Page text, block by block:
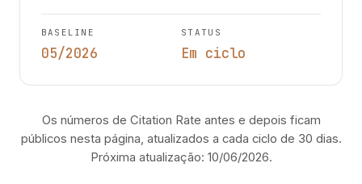
BASELINE
05/2026
STATUS
Em ciclo
Os números de Citation Rate antes e depois ficam
públicos nesta página, atualizados a cada ciclo de 30 dias.
Próxima atualização: 10/06/2026.